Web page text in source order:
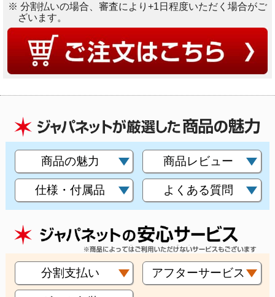
※ 分割払いの場合、審査により+1日程度いただく場合がご
ざいます。
商品の魅力 商品レビュー
仕様・付属品 よくある質問
分割支払い アフターサービス